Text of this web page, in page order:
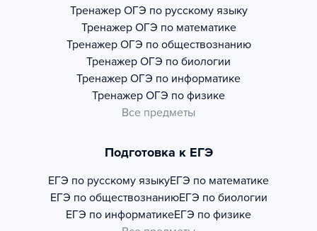
Тренажер ОГЭ по русскому языку
Тренажер ОГЭ по математике
Тренажер ОГЭ по обществознанию
Тренажер ОГЭ по биологии
Тренажер ОГЭ по информатике
Тренажер ОГЭ по физике
Все предметы
Подготовка к ЕГЭ
ЕГЭ по русскому языкуЕГЭ по математике
ЕГЭ по обществознаниюЕГЭ по биологии
ЕГЭ по информатикеЕГЭ по физике